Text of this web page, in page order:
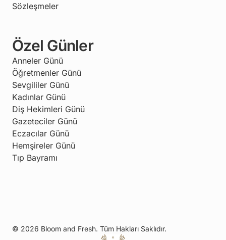
Sözleşmeler
Özel Günler
Anneler Günü
Öğretmenler Günü
Sevgililer Günü
Kadınlar Günü
Diş Hekimleri Günü
Gazeteciler Günü
Eczacılar Günü
Hemşireler Günü
Tıp Bayramı
© 2026 Bloom and Fresh. Tüm Hakları Saklıdır.